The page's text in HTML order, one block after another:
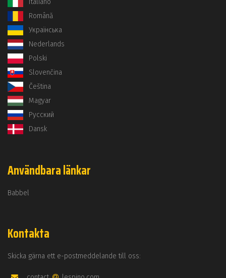
Italiano
Română
Українська
Nederlands
Polski
Slovenčina
Čeština
Magyar
Русский
Dansk
Användbara länkar
Babbel
Kontakta
Skicka gärna ett e-postmeddelande till oss: